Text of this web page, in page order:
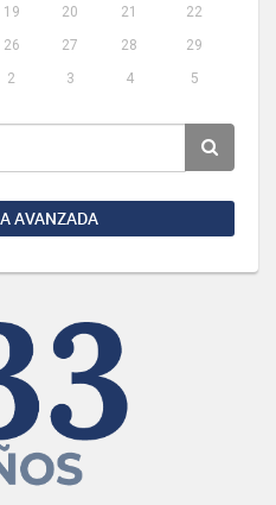
19 20 21
22
26 27 28
29
2 3 4 5
AVANZADA